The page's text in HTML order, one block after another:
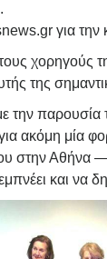
.gr για
της
την παρουσία
ακόμη μία
στην Αθήνα
και να